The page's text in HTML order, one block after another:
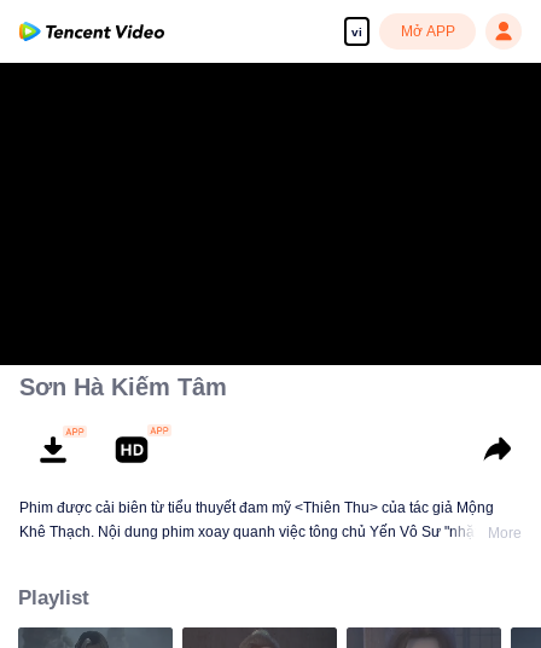
vi Mở APP
Sơn Hà Kiếm Tâm
Phim được cải biên từ tiểu thuyết đam mỹ <Thiên Thu> của tác giả Mộng
Khê Thạch. Nội dung phim xoay quanh việc tông chủ Yến Vô Sư "nhặt được"
loạn lạc, khi ở bên nhau họ sẽ như thế nào đây?
More
Playlist